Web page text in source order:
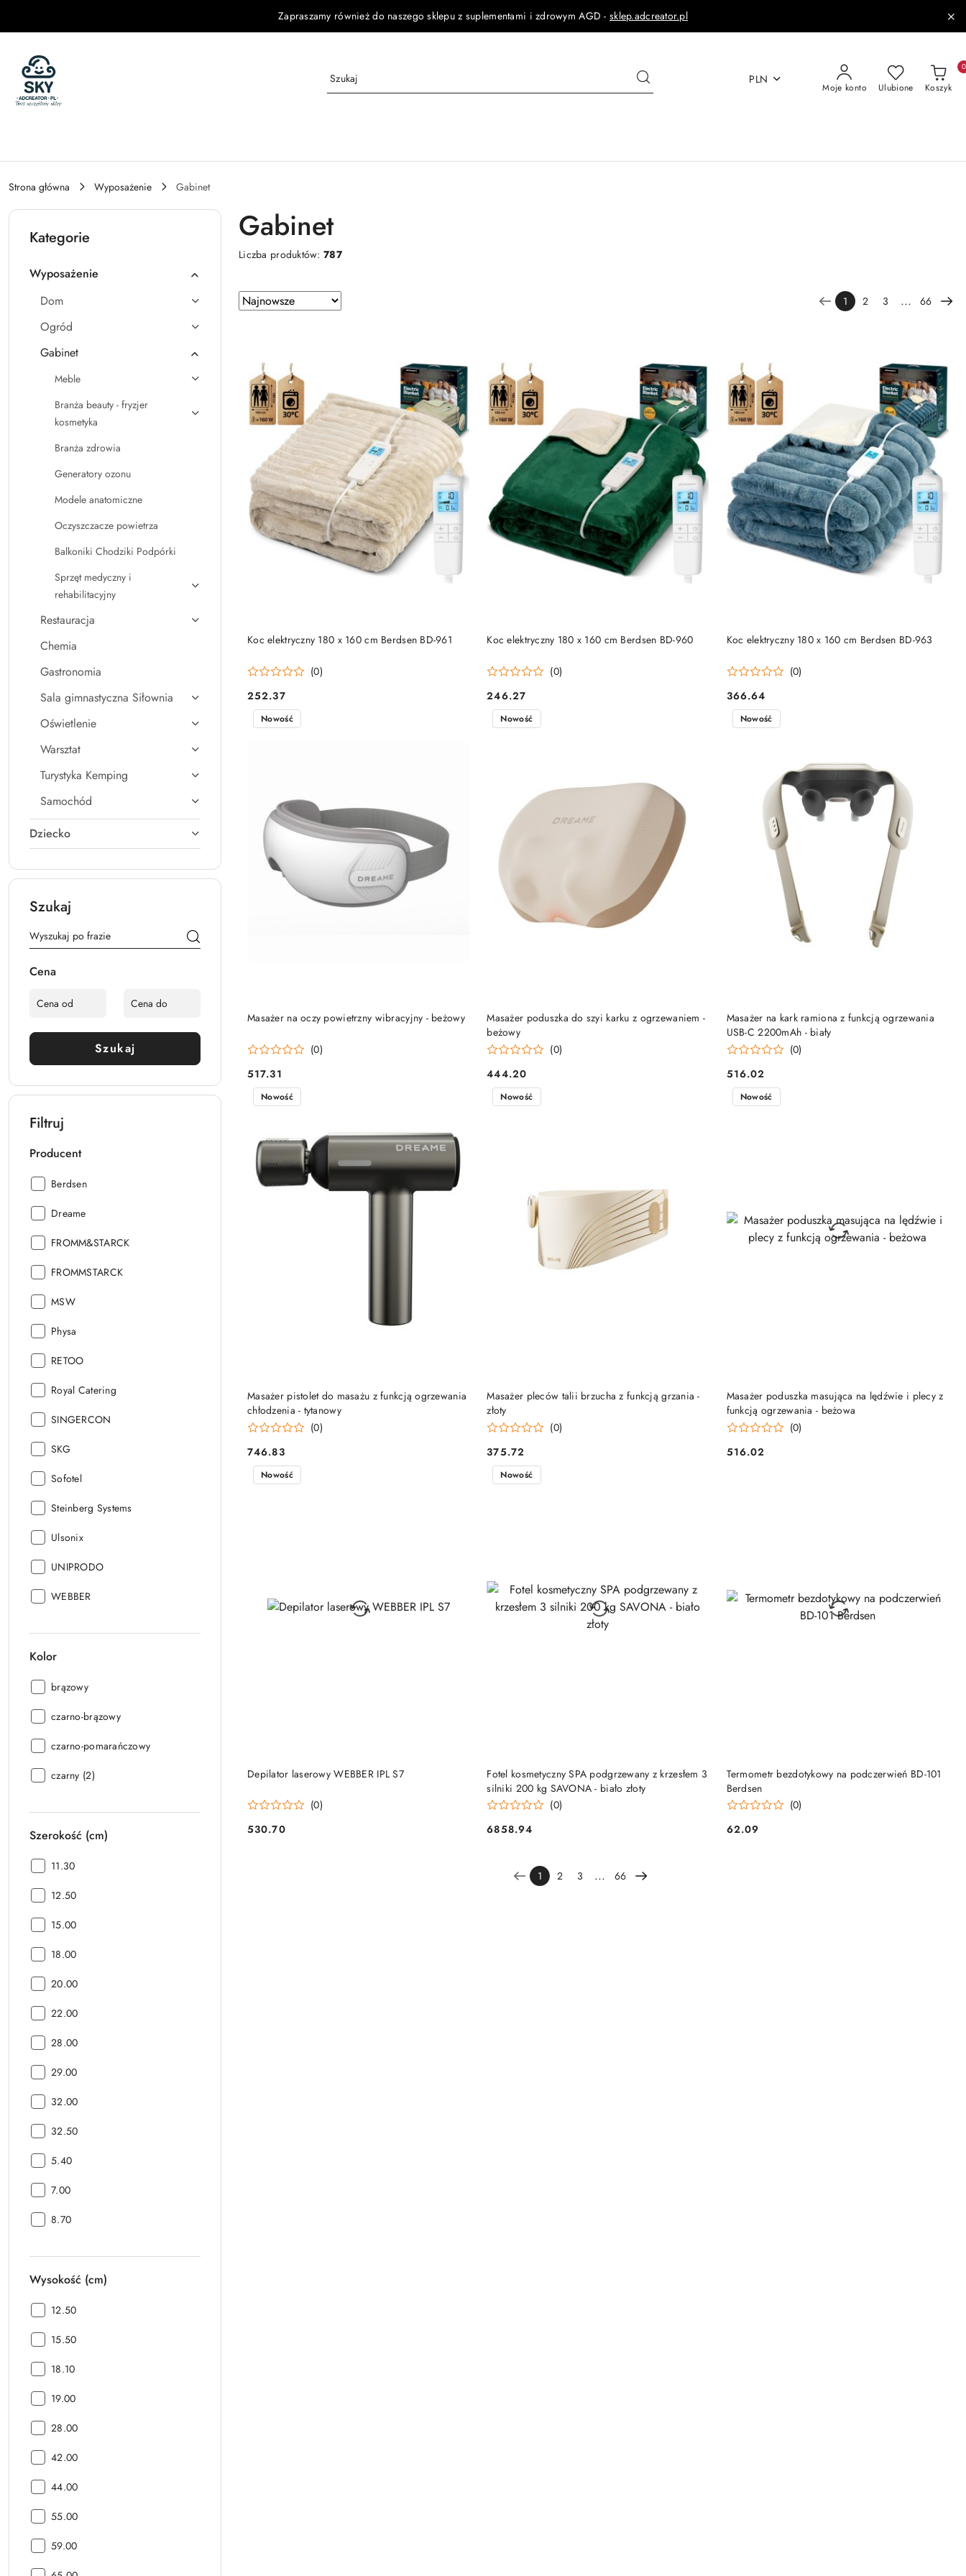
Zapraszamy również do naszego sklepu z suplementami i zdrowym AGD - sklep.adcreator.pl
PLN
Moje konto Ulubione Koszyk
0
Strona główna Wyposażenie Gabinet
Kategorie
Wyposażenie
Dom
Ogród
Gabinet
Meble
Branża beauty - fryzjer
kosmetyka
Branża zdrowia
Generatory ozonu
Modele anatomiczne
Oczyszczacze powietrza
Balkoniki Chodziki Podpórki
Sprzęt medyczny i
rehabilitacyjny
Restauracja
Chemia
Gastronomia
Sala gimnastyczna Siłownia
Oświetlenie
Warsztat
Turystyka Kemping
Samochód
Dziecko
Szukaj
Cena
Szukaj
Filtruj
Producent
Producent:
Berdsen
Producent:
Dreame
Producent:
FROMM&STARCK
Producent:
FROMMSTARCK
Producent:
MSW
Producent:
Physa
Producent:
RETOO
Producent:
Royal Catering
Producent:
SINGERCON
Producent:
SKG
Producent:
Sofotel
Producent:
Steinberg Systems
Producent:
Ulsonix
Producent:
UNIPRODO
Producent:
WEBBER
Kolor
Kolor:
brązowy
Kolor:
czarno-brązowy
Kolor:
czarno-pomarańczowy
Kolor:
czarny (2)
Szerokość (cm)
Szerokość
11.30
Szerokość
12.50
Szerokość
15.00
Szerokość
18.00
Szerokość
20.00
Szerokość
22.00
Szerokość
28.00
Szerokość
29.00
Szerokość
32.00
Szerokość
32.50
Szerokość
5.40
Szerokość
7.00
Szerokość
8.70
Wysokość (cm)
Wysokość
12.50
Wysokość
15.50
Wysokość
18.10
Wysokość
19.00
Wysokość
28.00
Wysokość
42.00
Wysokość
44.00
Wysokość
55.00
Wysokość
59.00
Gabinet
Liczba produktów:787
Zastosowano
sortowanie:
Sortuj
według
1 2 3 ... 66
Koc elektryczny 180 x 160 cm Berdsen BD-961
(0)
Cena:
252.37
DO KOSZYKA Koc elektryczny 180 x 160 cm Berdsen BD-960
(0)
Cena:
246.27
DO KOSZYKA Koc elektryczny 180 x 160 cm Berdsen BD-963
(0)
Cena:
366.64
DO KOSZYKA
Masażer na oczy powietrzny wibracyjny - beżowy
(0)
Cena:
517.31
Nowość
DO KOSZYKA
Masażer poduszka do szyi karku z ogrzewaniem -
beżowy
(0)
Cena:
444.20
Nowość
DO KOSZYKA
Masażer na kark ramiona z funkcją ogrzewania
USB-C 2200mAh - biały
(0)
Cena:
516.02
Nowość
DO KOSZYKA
Masażer pistolet do masażu z funkcją ogrzewania
chłodzenia - tytanowy
(0)
Cena:
746.83
Nowość
DO KOSZYKA
Masażer pleców talii brzucha z funkcją grzania -
złoty
(0)
Cena:
375.72
Nowość
DO KOSZYKA
Masażer poduszka masująca na lędźwie i plecy z
funkcją ogrzewania - beżowa
(0)
Cena:
516.02
Nowość
DO KOSZYKA
Depilator laserowy WEBBER IPL S7
(0)
Cena:
530.70
Nowość
DO KOSZYKA
Fotel kosmetyczny SPA podgrzewany z krzesłem 3
silniki 200 kg SAVONA - biało złoty
(0)
Cena:
6858.94
Nowość
PRODUKT NIEDOSTĘPNY
Termometr bezdotykowy na podczerwień BD-101
Berdsen
(0)
Cena:
62.09
DO KOSZYKA
1 2 3 ... 66